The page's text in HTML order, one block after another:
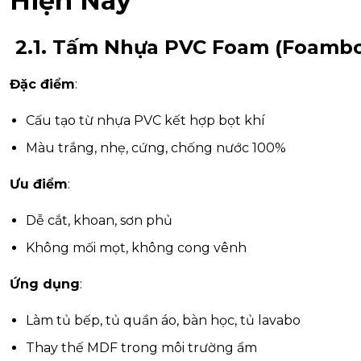
2.1. Tấm Nhựa PVC Foam
Đặc điểm:
Cấu tạo từ nhựa PVC kết hợp bọt khí
Màu trắng, nhẹ, cứng, chống nước 100%
Ưu điểm:
Dễ cắt, khoan, sơn phủ
Không mối mọt, không cong vênh
Ứng dụng:
Làm tủ bếp, tủ quần áo, bàn học, tủ lavabo
Thay thế MDF trong môi trường ẩm